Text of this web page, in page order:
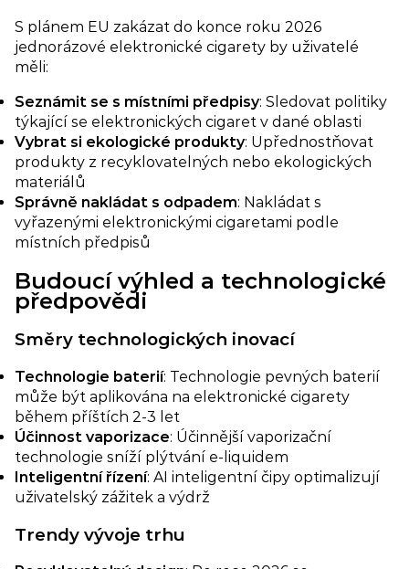
S plánem EU zakázat do konce roku 2026
jednorázové elektronické cigarety by uživatelé
měli:
Seznámit se s místními předpisy: Sledovat politiky
týkající se elektronických cigaret v dané oblasti
Vybrat si ekologické produkty: Upřednostňovat
produkty z recyklovatelných nebo ekologických
materiálů
Správně nakládat s odpadem: Nakládat s
vyřazenými elektronickými cigaretami podle
místních předpisů
Budoucí výhled a technologické
předpovědi
Směry technologických inovací​
Technologie baterií​: Technologie pevných baterií
může být aplikována na elektronické cigarety
během příštích 2-3 let
​Účinnost vaporizace: Účinnější vaporizační
technologie sníží plýtvání e-liquidem
Inteligentní řízení​: AI inteligentní čipy optimalizují
uživatelský zážitek a výdrž
Trendy vývoje trhu